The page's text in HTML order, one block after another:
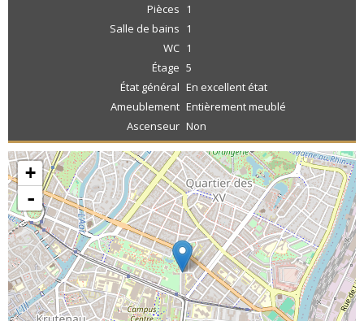
Pièces 1
Salle de bains 1
WC 1
Étage 5
État général En excellent état
Ameublement Entièrement meublé
Ascenseur Non
+
-